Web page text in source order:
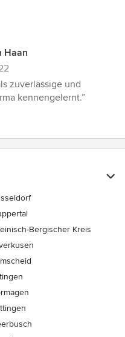
Haan
zuverlässige und
kennengelernt.”
Bergischer Kreis